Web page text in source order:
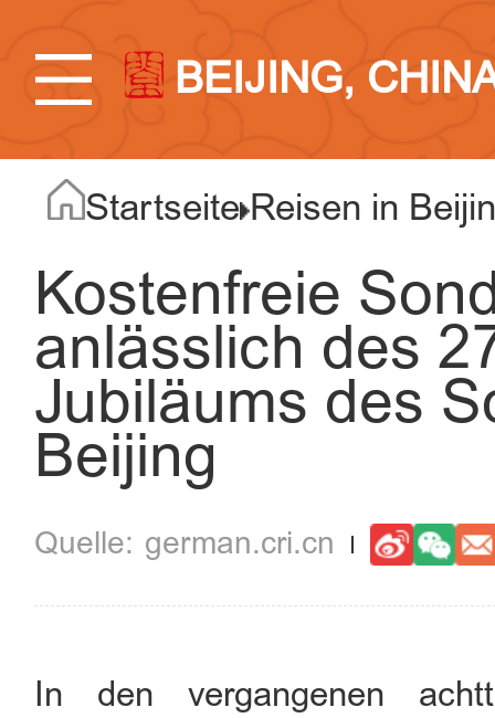
BEIJING,
Startseite Reisen in
Kostenfreie
anlässlich des
Jubiläums des
Beijing
german.cri.cn
In den vergangenen